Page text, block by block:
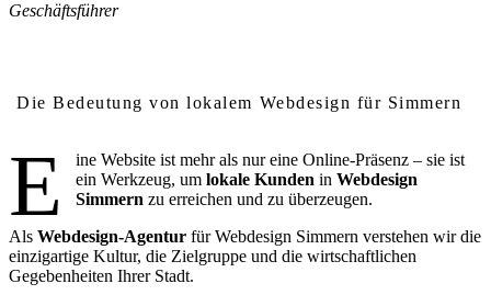
Geschäftsführer
Die Bedeutung von lokalem Webdesign für Simmern
E
ine Website ist mehr als nur eine Online-Präsenz – sie ist
ein Werkzeug, um lokale Kunden in Webdesign
Simmern zu erreichen und zu überzeugen.
Als Webdesign-Agentur für Webdesign Simmern verstehen wir die
einzigartige Kultur, die Zielgruppe und die wirtschaftlichen
Gegebenheiten Ihrer Stadt.